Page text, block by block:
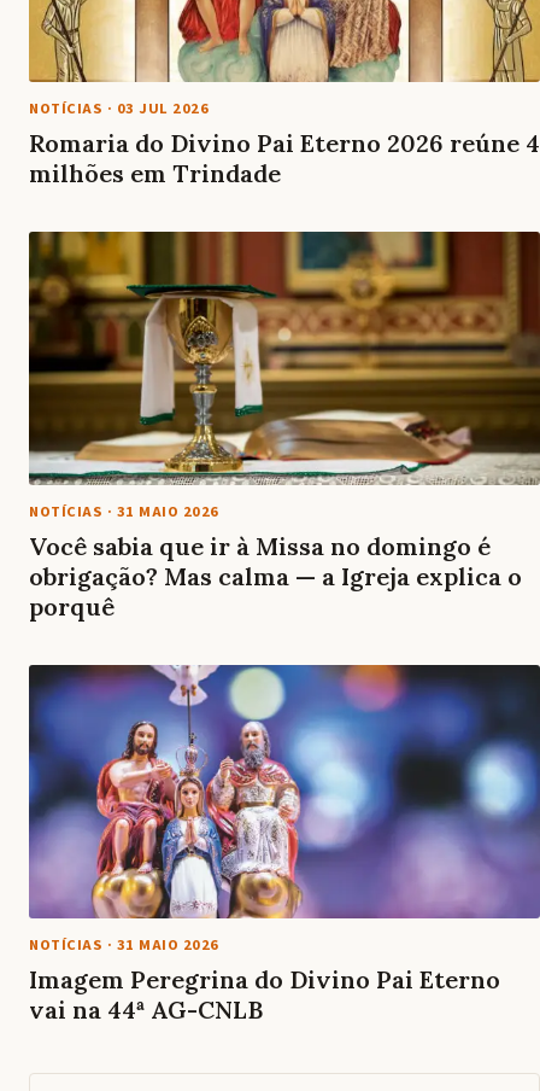
NOTÍCIAS · 03 JUL 2026
Romaria do Divino Pai Eterno 2026 reúne 4
milhões em Trindade
NOTÍCIAS · 31 MAIO 2026
Você sabia que ir à Missa no domingo é
obrigação? Mas calma — a Igreja explica o
porquê
NOTÍCIAS · 31 MAIO 2026
Imagem Peregrina do Divino Pai Eterno
vai na 44ª AG-CNLB